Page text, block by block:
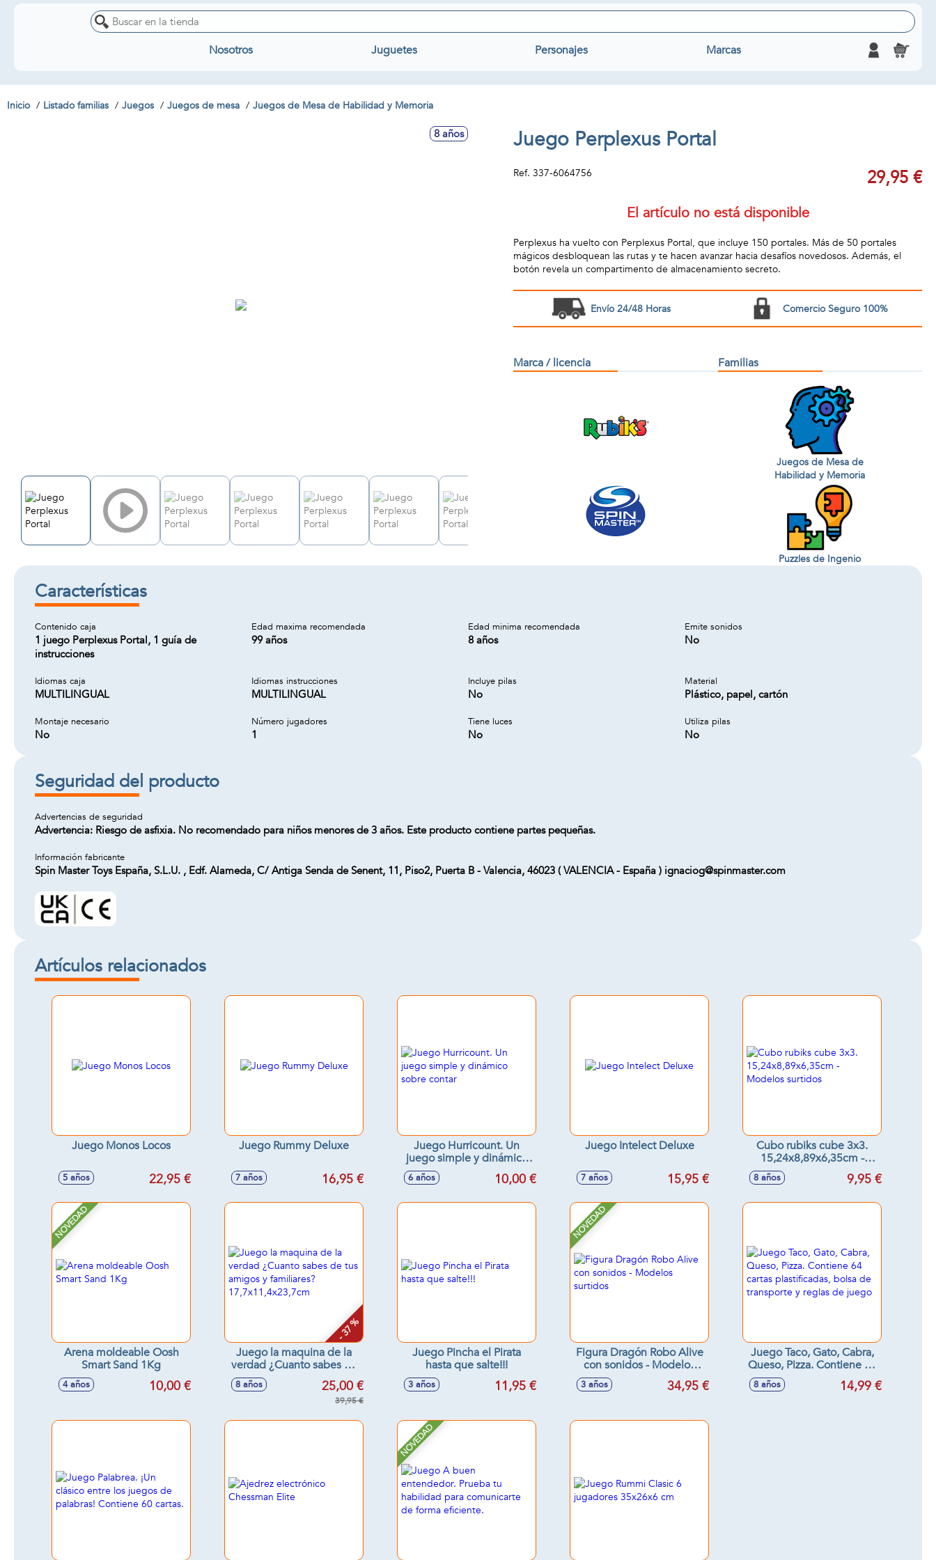
Nosotros Juguetes Personajes Marcas
Inicio Listado familias Juegos Juegos de mesa Juegos de Mesa de Habilidad y Memoria
8 años Juego Perplexus Portal
Ref. 337-6064756 29,95 €
El artículo no está disponible
Perplexus ha vuelto con Perplexus Portal, que incluye 150 portales. Más de 50 portales
mágicos desbloquean las rutas y te hacen avanzar hacia desafíos novedosos. Además, el
botón revela un compartimento de almacenamiento secreto.
Envío 24/48 Horas Comercio Seguro 100%
Marca / licencia Familias
Juegos de Mesa de
Habilidad y Memoria
Puzzles de Ingenio
Características
Contenido caja
1 juego Perplexus Portal, 1 guía de
instrucciones
Edad maxima recomendada
99 años
Edad minima recomendada
8 años
Emite sonidos
No
Idiomas caja
MULTILINGUAL
Idiomas instrucciones
MULTILINGUAL
Incluye pilas
No
Material
Plástico, papel, cartón
Montaje necesario
No
Número jugadores
1
Tiene luces
No
Utiliza pilas
No
Seguridad del producto
Advertencias de seguridad
Advertencia: Riesgo de asfixia. No recomendado para niños menores de 3 años. Este producto contiene partes pequeñas.
Información fabricante
Spin Master Toys España, S.L.U. , Edf. Alameda, C/ Antiga Senda de Senent, 11, Piso2, Puerta B - Valencia, 46023 ( VALENCIA - España ) ignaciog@spinmaster.com
Artículos relacionados
Juego Monos Locos
5 años 22,95 €
Juego Rummy Deluxe
7 años 16,95 €
Juego Hurricount. Un
juego simple y dinámico
sobre contar
6 años 10,00 €
Juego Intelect Deluxe
7 años 15,95 €
Cubo rubiks cube 3x3.
15,24x8,89x6,35cm -
Modelos surtidos
8 años 9,95 €
NOVEDAD
Arena moldeable Oosh
Smart Sand 1Kg
4 años 10,00 €
- 37 %
Juego la maquina de la
verdad ¿Cuanto sabes de
tus amigos y familiares?
17,7x11,4x23,7cm
8 años 25,00 €
39,95 €
Juego Pincha el Pirata
hasta que salte!!!
3 años 11,95 €
NOVEDAD
Figura Dragón Robo Alive
con sonidos - Modelos
3 años 34,95 €
Juego Taco, Gato, Cabra,
Queso, Pizza. Contiene 64
cartas plastificadas, bolsa
de transporte y reglas de
8 años 14,99 €
NOVEDAD